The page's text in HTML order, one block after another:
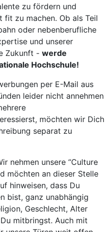
zu fördern und
fit zu machen. Ob als Teil
oder nebenberufliche
und unserer
Zukunft - werde
Hochschule!
per E-Mail aus
leider nicht annehmen
möchten wir Dich
separat zu
nehmen unsere “Culture
möchten an dieser Stelle
hinweisen, dass Du
bist, ganz unabhängig
Geschlecht, Alter
mitbringst. Auch mit